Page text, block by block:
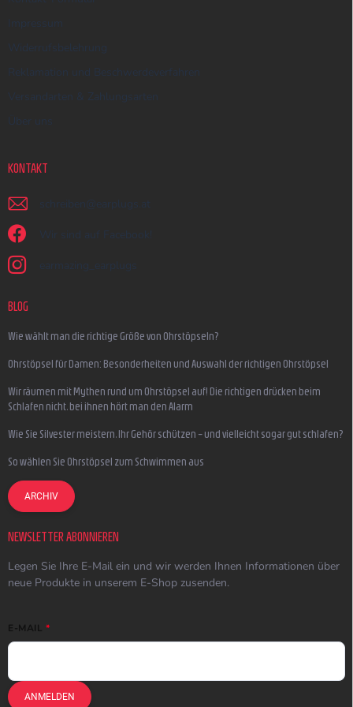
Impressum
Widerrufsbelehrung
Reklamation und Beschwerdeverfahren
Versandarten & Zahlungsarten
Über uns
KONTAKT
schreiben @ earplugs.at
Wir sind auf Facebook!
earmazing_earplugs
BLOG
Wie wählt man die richtige Größe von Ohrstöpseln?
Ohrstöpsel für Damen: Besonderheiten und Auswahl der richtigen Ohrstöpsel
Wir räumen mit Mythen rund um Ohrstöpsel auf! Die richtigen drücken beim
Schlafen nicht, bei ihnen hört man den Alarm
Wie Sie Silvester meistern, Ihr Gehör schützen – und vielleicht sogar gut schlafen?
So wählen Sie Ohrstöpsel zum Schwimmen aus
ARCHIV
NEWSLETTER ABONNIEREN
Legen Sie Ihre E-Mail ein und wir werden Ihnen Informationen über
neue Produkte in unserem E-Shop zusenden.
E-MAIL
ANMELDEN